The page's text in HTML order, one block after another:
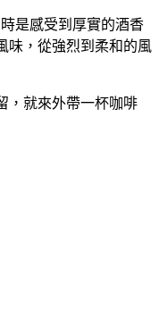
是感受到厚實的酒香
味，從強烈到柔和的風
，就來外帶一杯咖啡